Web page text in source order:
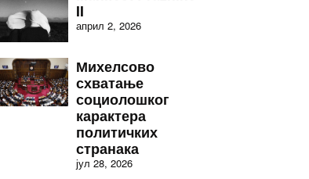
II
април 2, 2026
Михелсово
схватање
социолошког
карактера
политичких
странака
јул 28, 2026